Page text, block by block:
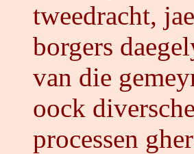
tweedracht,
borgers
van die
oock
processen